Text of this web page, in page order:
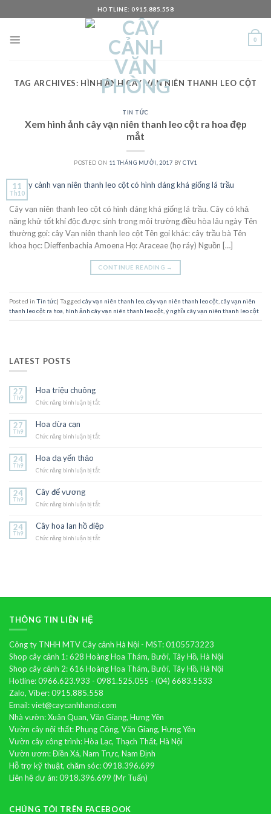
to
HOTLINE: 0915.885.558
0
TAG ARCHIVES: HÌNH ẢNH CÂY VẠN NIÊN THANH LEO CỘT
TIN TỨC
Xem hình ảnh cây vạn niên thanh leo cột ra hoa đẹp
mắt
POSTED ON 11 THÁNG MƯỜI, 2017 BYCTV1
11
Th10
Cây vạn niên thanh leo cột có hình dáng khá giống lá trầu. Cây có khả
năng khử tốt khí độc được sinh trong môi trường điều hòa lâu ngày Tên
thường gọi: cây Vạn niên thanh leo cột Tên gọi khác: cây trầu bà Tên
khoa học: Dieffenbachia Amoena Họ: Araceae (họ ráy) Nguồn […]
CONTINUE READING →
Posted in Tin tức| Tagged cây vạn niên thanh leo,cây vạn niên thanh leo cột,cây vạn niên
thanh leo cột ra hoa, hình ảnh cây vạn niên thanh leo cột,ý nghĩa cây vạn niên thanh leo cột
LATEST POSTS
27
Th9
Hoa triệu chuông
Chức năng bình luận bị tắt
27
Th9
Hoa dừa cạn
Chức năng bình luận bị tắt
24
Th9
Hoa dạ yến thảo
Chức năng bình luận bị tắt
24
Th9
Cây đế vương
Chức năng bình luận bị tắt
vương
24
Th9
Cây hoa lan hồ điệp
Chức năng bình luận bị tắt
THÔNG TIN LIÊN HỆ
Công ty TNHH MTV Cây cảnh Hà Nội - MST: 0105573223
Shop cây cảnh 1: 628 Hoàng Hoa Thám, Bưởi, Tây Hồ, Hà Nội
Shop cây cảnh 2: 616 Hoàng Hoa Thám, Bưởi, Tây Hồ, Hà Nội
Hotline: 0966.623.933 - 0981.525.055 - (04) 6683.5533
Zalo, Viber: 0915.885.558
Email: viet@caycanhhanoi.com
Nhà vườn: Xuân Quan, Văn Giang, Hưng Yên
Vườn cây nội thất: Phụng Công, Văn Giang, Hưng Yên
Vườn cây công trình: Hòa Lạc, Thạch Thất, Hà Nội
Vườn ươm: Điền Xá, Nam Trực, Nam Định
Hỗ trợ kỹ thuật, chăm sóc: 0918.396.699
Liên hệ dự án: 0918.396.699 (Mr Tuấn)
CHÚNG TÔI TRÊN FACEBOOK